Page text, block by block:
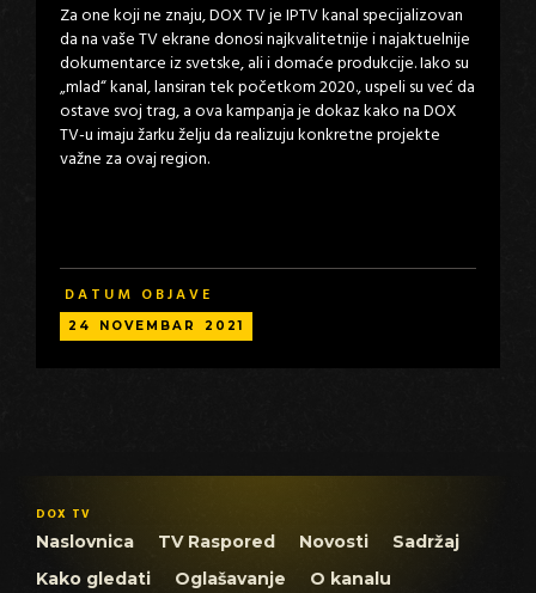
Za one koji ne znaju, DOX TV je IPTV kanal specijalizovan
da na vaše TV ekrane donosi najkvalitetnije i najaktuelnije
dokumentarce iz svetske, ali i domaće produkcije. Iako su
„mlad“ kanal, lansiran tek početkom 2020., uspeli su već da
ostave svoj trag, a ova kampanja je dokaz kako na DOX
TV-u imaju žarku želju da realizuju konkretne projekte
važne za ovaj region.
DATUM OBJAVE
24 NOVEMBAR 2021
DOX TV
Naslovnica TV Raspored Novosti
Sadržaj
Kako gledati
Oglašavanje O kanalu